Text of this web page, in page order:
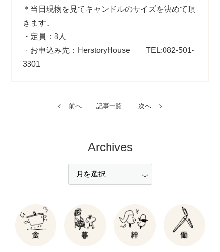
＊当日現物を見てキャンドルのサイズを決めて頂
きます。
・定員：8人
・お申込み先：HerstoryHouse TEL:082-501-
3301
前へ 記事一覧 次へ
Archives